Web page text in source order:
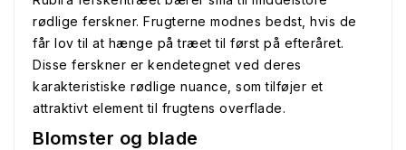
rødlige ferskner. Frugterne modnes bedst, hvis de
får lov til at hænge på træet til først på efteråret.
Disse ferskner er kendetegnet ved deres
karakteristiske rødlige nuance, som tilføjer et
attraktivt element til frugtens overflade.
Blomster og blade